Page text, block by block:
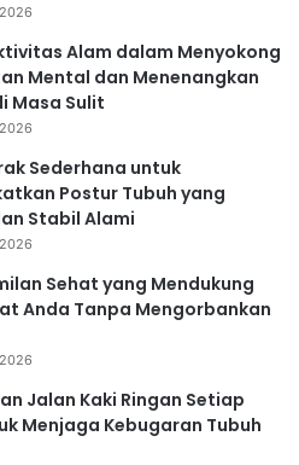
Alam dalam Menyokong
Mental dan Menenangkan
Masa Sulit
Sederhana untuk
Postur Tubuh yang
Stabil Alami
Sehat yang Mendukung
Anda Tanpa Mengorbankan
Jalan Kaki Ringan Setiap
Menjaga Kebugaran Tubuh